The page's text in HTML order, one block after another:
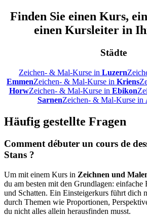
Finden Sie einen Kurs,
einen Kursleiter in
Städte
Zeichen- & Mal-Kurse in Luzern
EmmenZeichen- & Mal-Kurse in Kriens
HorwZeichen- & Mal-Kurse in Ebikon
SarnenZeichen- & Mal-Kurse in
Häufig gestellte Fragen
Comment débuter un cours de
Stans ?
Um mit einem Kurs in Zeichnen und
du am besten mit den Grundlagen:
und Schatten. Ein Einsteigerkurs führt dich
durch Themen wie Proportionen,
du nicht alles allein herausfinden musst.